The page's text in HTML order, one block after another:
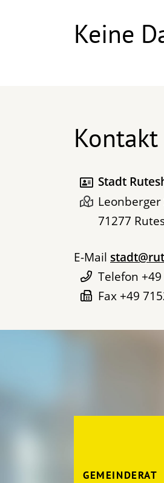
Keine
Stadt
Leonberger
71277
E-Mail
Telefon
Fax +49
GEMEINDERAT